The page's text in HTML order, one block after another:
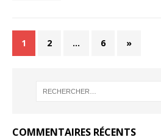
1 2 … 6 »
COMMENTAIRES RÉCENTS